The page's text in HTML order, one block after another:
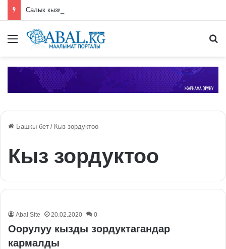
Меню
Башкы бет / Кыз зордуктоо
Кыз зордуктоо
Abal Site 20.02.2020 0
Оорулуу кызды зордуктагандар
кармалды